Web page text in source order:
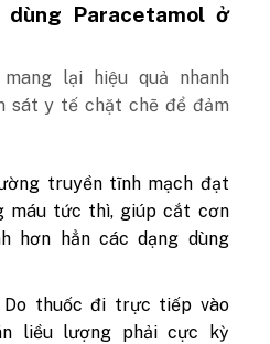
Paracetamol ở
lại hiệu quả nhanh
sát y tế chặt chẽ để đảm
truyền tĩnh mạch đạt
máu tức thì, giúp cắt cơn
hơn hẳn các dạng dùng
thuốc đi trực tiếp vào
liều lượng phải cực kỳ